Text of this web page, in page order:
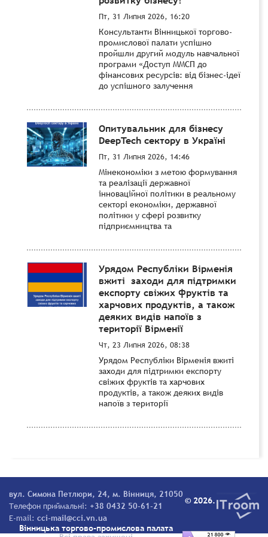
Пт, 31 Липня 2026, 16:20
Консультанти Вінницької торгово-
промислової палати успішно
пройшли другий модуль навчальної
програми «Доступ ММСП до
фінансових ресурсів: від бізнес-ідеї
до успішного залучення
Опитувальник для бізнесу
DeepTech сектору в Україні
Пт, 31 Липня 2026, 14:46
Мінекономіки з метою формування
та реалізації державної
інноваційної політики в реальному
секторі економіки, державної
політики у сфері розвитку
підприємництва та
Урядом Республіки Вірменія
вжиті заходи для підтримки
експорту свіжих фруктів та
харчових продуктів, а також
деяких видів напоїв з
території Вірменії
Чт, 23 Липня 2026, 08:38
Урядом Республіки Вірменія вжиті
заходи для підтримки експорту
свіжих фруктів та харчових
продуктів, а також деяких видів
напоїв з території
вул. Симона Петлюри, 24, м. Вінниця, 21050
Телефон приймальні: +38 0432 50-61-21
E-mail: cci-mail@cci.vn.ua
© 2026.
Вінницька торгово-промислова палата